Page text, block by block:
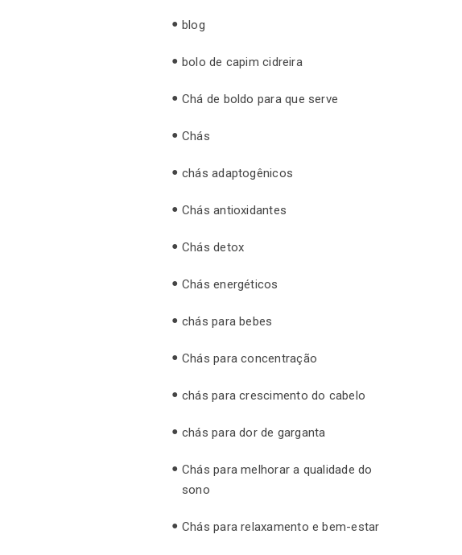
blog
bolo de capim cidreira
Chá de boldo para que serve
Chás
chás adaptogênicos
Chás antioxidantes
Chás detox
Chás energéticos
chás para bebes
Chás para concentração
chás para crescimento do cabelo
chás para dor de garganta
Chás para melhorar a qualidade do
sono
Chás para relaxamento e bem-estar